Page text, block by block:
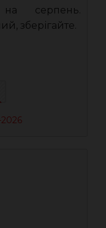
серпень.
зберігайте.